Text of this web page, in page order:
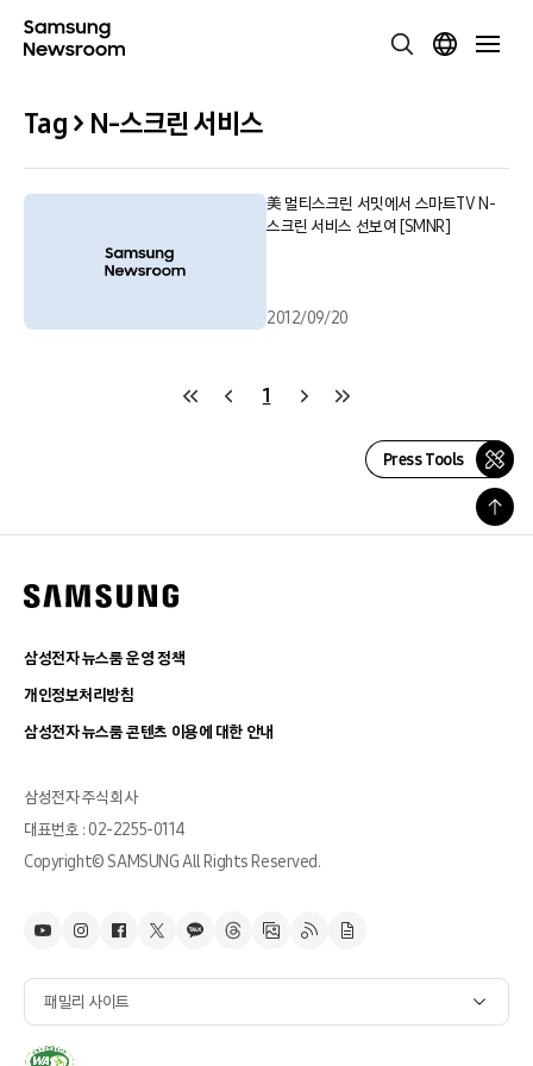
Tag > N-스크린 서비스
美 멀티스크린 서밋에서 스마트TV N-
스크린 서비스 선보여 [SMNR]
2012/09/20
1
Press Tools
삼성전자 뉴스룸 운영 정책
개인정보처리방침
삼성전자 뉴스룸 콘텐츠 이용에 대한 안내
삼성전자 주식회사
대표번호 : 02-2255-0114
Copyright© SAMSUNG All Rights Reserved.
패밀리 사이트